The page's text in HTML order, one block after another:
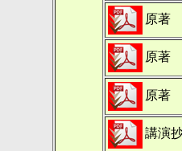
原著
原著
原著
講演